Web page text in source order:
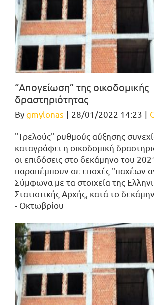
“Απογείωση” της οικοδομικής
δραστηριότητας
Bygmylonas | 28/01/2022 14:23 |
"Τρελούς" ρυθμούς αύξησης
καταγράφει η οικοδομική
οι επιδόσεις στο δεκάμηνο του
παραπέμπουν σε εποχές "παχέων
Σύμφωνα με τα στοιχεία της
Στατιστικής Αρχής, κατά το
- Οκτωβρίου